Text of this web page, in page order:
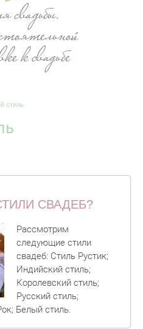
о самостоятельной
к свадьбе
стиль
СВАДЕБ?
Рассмотрим
следующие стили
свадеб: Стиль Рустик;
Индийский стиль;
Королевский стиль;
Русский стиль;
Белый стиль.